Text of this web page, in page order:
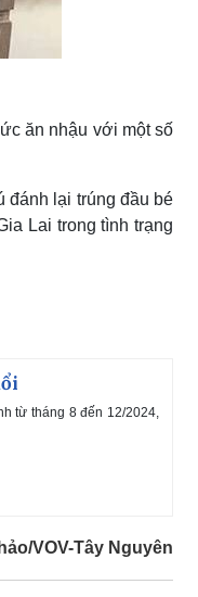
ăn nhậu với một số
đánh lại trúng đầu bé
Lai trong tình trạng
từ tháng 8 đến 12/2024,
VOV-Tây Nguyên